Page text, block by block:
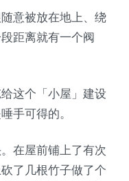
意被放在地上、绕
距离就有一个阀
这个「小屋」建设
手可得的。
在屋前铺上了有次
了几根竹子做了个